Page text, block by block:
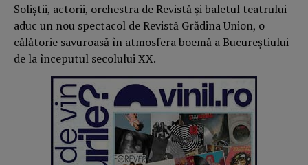
Soliștii, actorii, orchestra de Revistă și baletul teatrului
aduc un nou spectacol de Revistă Grădina Union, o
călătorie savuroasă în atmosfera boemă a Bucureștiului
de la începutul secolului XX.